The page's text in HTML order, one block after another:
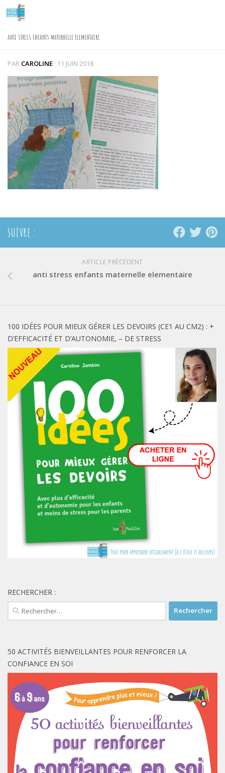
Skip to content
ANTI STRESS ENFANTS MATERNELLE ELEMENTAIRE
PAR CAROLINE · 11 JUIN 2018
SUIVRE :
ARTICLE PRÉCÉDENT
anti stress enfants maternelle elementaire
100 IDÉES POUR MIEUX GÉRER LES DEVOIRS (CE1 AU CM2) : +
D’EFFICACITÉ ET D’AUTONOMIE, – DE STRESS
RECHERCHER :
Rechercher :
50 ACTIVITÉS BIENVEILLANTES POUR RENFORCER LA
CONFIANCE EN SOI